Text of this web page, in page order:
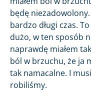
będę
bardzo długi czas.
dużo, w ten sposób
naprawdę miałem
ból w brzuchu, że ja
tak namacalne. I
robiliśmy.